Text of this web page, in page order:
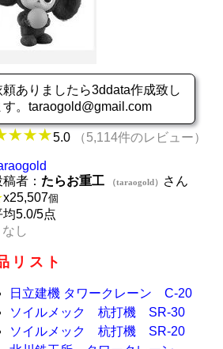
頼ありましたら3ddata作成致し
す。taraogold@gmail.com
5.0 （5,114件のレビュー）
者： たらお重工 （taraogold）
さん
x25,507個
均5.0/5点
なし
リスト
日立建機 タワークレーン C-20
ソイルメック 杭打機 SR-30
ソイルメック 杭打機 SR-20